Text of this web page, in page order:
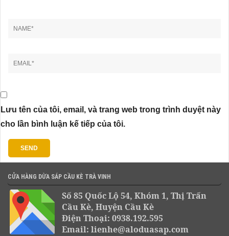
Lưu tên của tôi, email, và trang web trong trình duyệt này
cho lần bình luận kế tiếp của tôi.
CỬA HÀNG DỪA SÁP CẦU KÈ TRÀ VINH
Số 85 Quốc Lộ 54, Khóm 1, Thị Trấn
Cầu Kè, Huyện Cầu Kè
Điện Thoại: 0938.192.595
Email: lienhe@aloduasap.com